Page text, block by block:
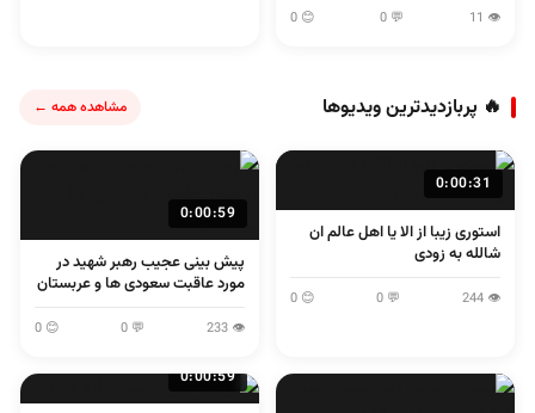
👁 11
💬 0
😊 0
🔥 پربازدیدترین ویدیوها مشاهده همه ←
0:00:31
استوری زیبا از الا یا اهل عالم ان
شالله به زودی
👁 244
💬 0
😊 0
0:00:59
پیش بینی عجیب رهبر شهید در
مورد عاقبت سعودی ها و عربستان
👁 233
💬 0
😊 0
0:00:59